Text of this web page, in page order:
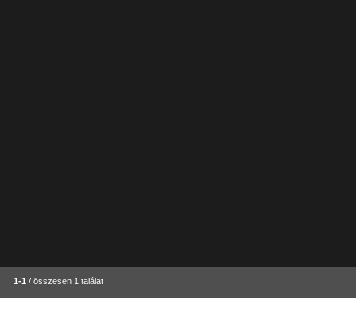
1-1 / összesen 1 találat